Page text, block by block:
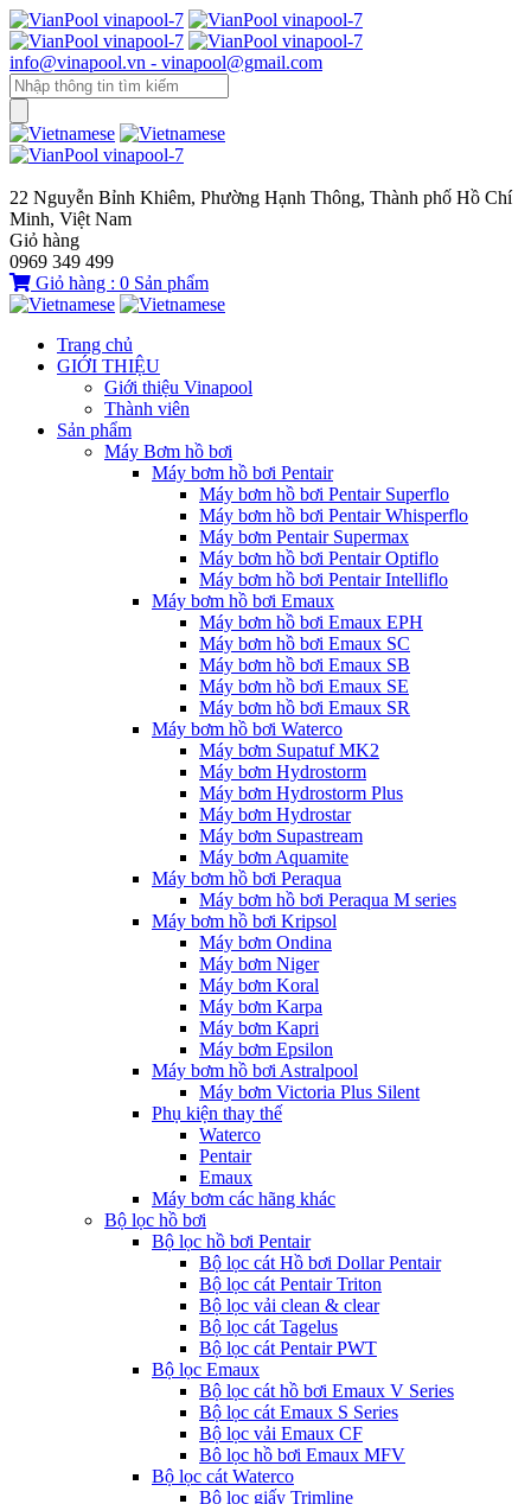
info@vinapool.vn - vinapool@gmail.com
22 Nguyễn Bỉnh Khiêm, Phường Hạnh Thông, Thành phố Hồ Chí
Minh, Việt Nam
Giỏ hàng
0969 349 499
Giỏ hàng : 0 Sản phẩm
Trang chủ
GIỚI THIỆU
Giới thiệu Vinapool
Thành viên
Sản phẩm
Máy Bơm hồ bơi
Máy bơm hồ bơi Pentair
Máy bơm hồ bơi Pentair Superflo
Máy bơm hồ bơi Pentair Whisperflo
Máy bơm Pentair Supermax
Máy bơm hồ bơi Pentair Optiflo
Máy bơm hồ bơi Pentair Intelliflo
Máy bơm hồ bơi Emaux
Máy bơm hồ bơi Emaux EPH
Máy bơm hồ bơi Emaux SC
Máy bơm hồ bơi Emaux SB
Máy bơm hồ bơi Emaux SE
Máy bơm hồ bơi Emaux SR
Máy bơm hồ bơi Waterco
Máy bơm Supatuf MK2
Máy bơm Hydrostorm
Máy bơm Hydrostorm Plus
Máy bơm Hydrostar
Máy bơm Supastream
Máy bơm Aquamite
Máy bơm hồ bơi Peraqua
Máy bơm hồ bơi Peraqua M series
Máy bơm hồ bơi Kripsol
Máy bơm Ondina
Máy bơm Niger
Máy bơm Koral
Máy bơm Karpa
Máy bơm Kapri
Máy bơm Epsilon
Máy bơm hồ bơi Astralpool
Máy bơm Victoria Plus Silent
Phụ kiện thay thế
Waterco
Pentair
Emaux
Máy bơm các hãng khác
Bộ lọc hồ bơi
Bộ lọc hồ bơi Pentair
Bộ lọc cát Hồ bơi Dollar Pentair
Bộ lọc cát Pentair Triton
Bộ lọc vải clean & clear
Bộ lọc cát Tagelus
Bộ lọc cát Pentair PWT
Bộ lọc Emaux
Bộ lọc cát hồ bơi Emaux V Series
Bộ lọc cát Emaux S Series
Bộ lọc vải Emaux CF
Bô lọc hồ bơi Emaux MFV
Bộ lọc cát Waterco
Bộ lọc giấy Trimline